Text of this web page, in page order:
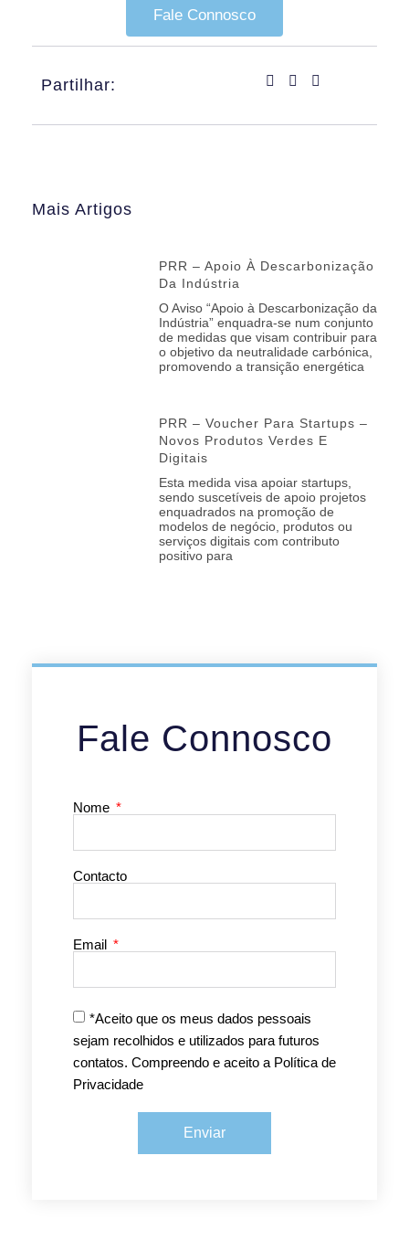
Fale Connosco
Partilhar:
Mais Artigos
PRR – Apoio À Descarbonização
Da Indústria
O Aviso “Apoio à Descarbonização da
Indústria” enquadra-se num conjunto
de medidas que visam contribuir para
o objetivo da neutralidade carbónica,
promovendo a transição energética
PRR – Voucher Para Startups –
Novos Produtos Verdes E
Digitais
Esta medida visa apoiar startups,
sendo suscetíveis de apoio projetos
enquadrados na promoção de
modelos de negócio, produtos ou
serviços digitais com contributo
positivo para
Fale Connosco
Nome
Contacto
Email
*Aceito que os meus dados pessoais
sejam recolhidos e utilizados para futuros
contatos. Compreendo e aceito a Política de
Privacidade
Enviar